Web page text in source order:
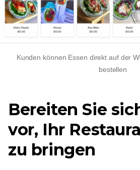
Kunden können Essen direkt auf der
bestellen
Bereiten Sie
vor, Ihr
zu bringen